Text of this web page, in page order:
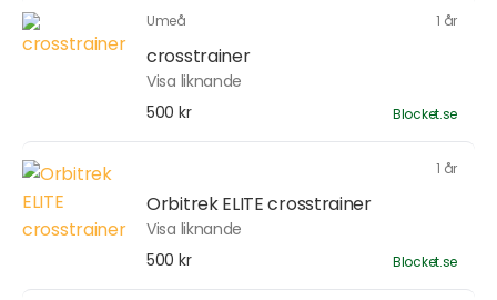
Umeå 1 år
crosstrainer
Visa liknande
500 kr
Blocket.se
1 år
Orbitrek ELITE crosstrainer
Visa liknande
500 kr
Blocket.se